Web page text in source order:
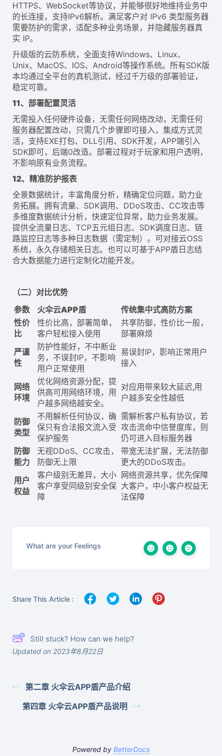
HTTPS、WebSocket等协议，并能够很好地维持业务中
的长连接，支持IPv6解析。满足客户对 IPv6 类型服务器
需要防护的需求，适配多种业务场景，并隐藏服务器真
实 IP。
升级版的云防系统，全面支持Windows、Linux、
Unix、MacOS、IOS、Android等操作系统。所有SDK版
本均通过全平台的真机测试，经过千万级的部署验证，
稳定可靠。
11、部署配置灵活
无需投入任何硬件设备，无需任何网络改动，无需任何
服务器配置改动，只需几个步骤即可接入，集成方式灵
活，支持EXE打包、DLL引用、SDK开发，APP端引入
SDK即可，后端0改造。部署过程对于玩家和用户透明，
不影响原有业务流程。
12、 精准防护报表
全景数据统计，丰富角度分析，精确定位问题，助力业
务拓展。拥有流量、SDK调用、DDoS攻击、CC攻击等
多维度数据统计分析，快速定位异常，助力业务发展。
提供全流量日志、TCP五元组日志、SDK调度日志、链
路监控日志等多种日志数据（需定制）。可对接云OSS
系统，永久存储相关日志。也可以可基于APP盾日志结
合大数据能力进行定制化功能开发。
（二）对比优势
参数
火伞云APP盾
传统集中式高防方案
性价
比
性价比高，部署简单，
客户轻松接入使用
共享防御，性价比一般，
部署麻烦
严谨
性
防护性能好，不中断业
务，不误封IP，不影响
用户正常使用
易误封IP，影响正常用户
接入
网络
环境
优化网络资源分配，提
供高可用网络环境，用
户越多网络越安全。
对应用带来较大延迟,用
户越多安全性越低
防御
类型
不用解析任何协议，确
保只有合法报文流入受
保护服务
需解析客户私有协议，若
攻击流命中信誉度库，则
仍可进入目标服务器
防御
能力
无视DDoS、CC攻击，
防御无上限
带宽无法扩展，无法防御
更大的DDoS攻击。
用户
权益
客户级别无差异，大小
客户享受同级别安全保
障
网络资源共享，优先保障
大客户，中小客户权益无
法保障
What are your Feelings
Share This Article :
Still stuck? How can we help?
Updated on 2023年8月22日
第二章 火伞云APP盾产品介绍
第四章 火伞云APP盾产品说明
Powered by BetterDocs